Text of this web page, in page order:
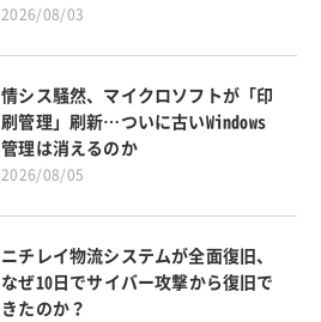
2026/08/03
情シス騒然、マイクロソフトが「印
刷管理」刷新…ついに古いWindows
管理は消えるのか
2026/08/05
ニチレイ物流システムが全面復旧、
なぜ10日でサイバー攻撃から復旧で
きたのか？